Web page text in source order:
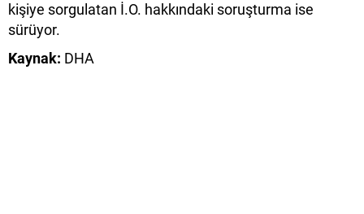
kişiye sorgulatan İ.O. hakkındaki soruşturma ise
sürüyor.
Kaynak: DHA